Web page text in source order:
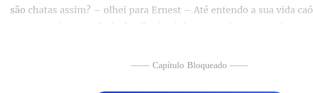
são chatas assim? – olhei para Ernest – Até entendo a sua vida caó
—— Capítulo Bloqueado ——